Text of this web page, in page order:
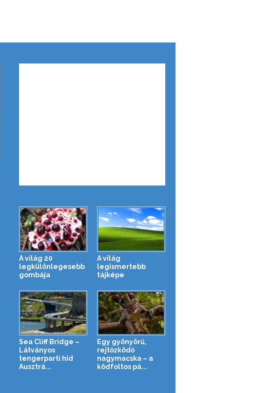
A világ 20
legkülönlegesebb
gombája
A világ
legismertebb
tájképe
Sea Cliff Bridge –
Látványos
tengerparti híd
Ausztrá...
Egy gyönyörű,
rejtőzködő
nagymacska – a
ködfoltos pá...